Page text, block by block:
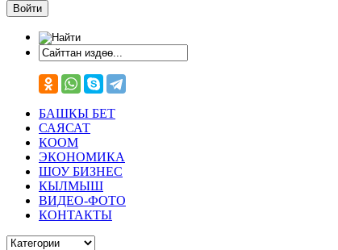
БАШКЫ БЕТ
САЯСАТ
КООМ
ЭКОНОМИКА
ШОУ БИЗНЕС
КЫЛМЫШ
ВИДЕО-ФОТО
КОНТАКТЫ